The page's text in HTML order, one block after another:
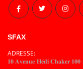
SFAX
ADRESSE:
𝟏𝟎 𝐀𝐯𝐞𝐧𝐮𝐞 𝐇𝐞́𝐝𝐢 𝐂𝐡𝐚𝐤𝐞𝐫 𝟏𝟎𝟎